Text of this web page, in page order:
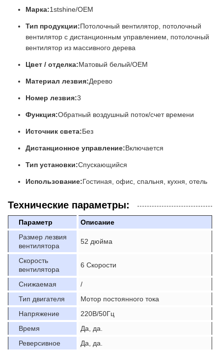
Марка:1stshine/OEM
Тип продукции:Потолочный вентилятор, потолочный
вентилятор с дистанционным управлением, потолочный
вентилятор из массивного дерева
Цвет / отделка:Матовый белый/OEM
Материал лезвия:Дерево
Номер лезвия:3
Функция:Обратный воздушный поток/счет времени
Источник света:Без
Дистанционное управление:Включается
Тип установки:Спускающийся
Использование:Гостиная, офис, спальня, кухня, отель
Технические параметры:
Параметр
Описание
Размер лезвия
вентилятора
52 дюйма
Скорость
вентилятора
6 Скорости
Снижаемая
/
Тип двигателя
Мотор постоянного тока
Напряжение
220В/50Гц
Время
Да, да.
Реверсивное
Да, да.